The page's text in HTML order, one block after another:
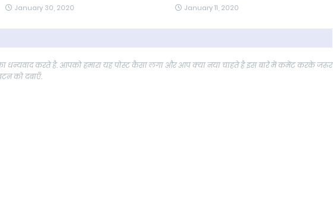
January 30, 2020 January 11, 2020
धन्यवाद करते है. आपको हमारा यह पोस्ट कैसा लगा और आप क्या नया चाहते है इस बारे में कमेंट करके जरुर
को दबाएँ.